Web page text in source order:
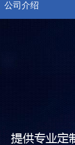
公司介绍